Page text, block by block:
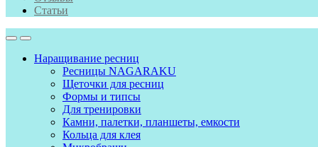
Статьи
Наращивание ресниц
Ресницы NAGARAKU
Щеточки для ресниц
Формы и типсы
Для тренировки
Камни, палетки, планшеты, емкости
Кольца для клея